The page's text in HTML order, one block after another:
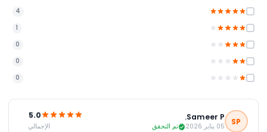
4
1
0
0
0
SP
Sameer P.
05 يناير 2026 تم التحقق
5.0
الإجمالي